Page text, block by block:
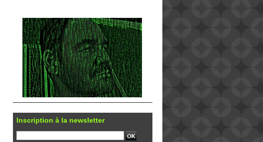
Inscription à la newsletter